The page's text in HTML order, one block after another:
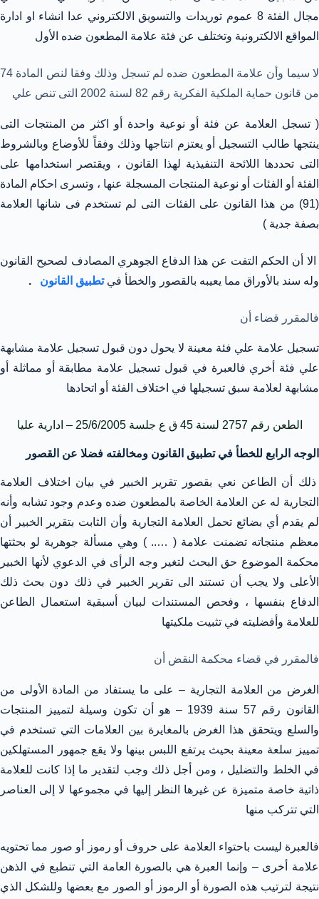
مجال الفئة 8 عموم توريدات والتسويق الالكتروني عدا انشاء او ادارة
المواقع الالكترونية وتختلف عن فئة علامة المطعون ضده الأول
لا سيما وأن علامة المطعون ضده لم تسجل وذلك وفقا لنص المادة 74
من قانون حماية الملكية الفكرية رقم 82 لسنة 2002 التى تنص علي
( تسجل العلامة عن فئة أو نوعية واحدة أو اكثر من المنتجات التى
ينتجها طالب التسجيل أو يعتزم انتاجها وذلك وفقاً للأوضاع وبالشروط
التى تحددها اللائحة التنفيذية لهذا القانون ، ويقتصر استخدامها على
الفئة أو الفئات أو نوعية المنتجات المسجلة عنها ، وتسرى احكام المادة
(91) من هذا القانون على الفئات التى لم تستخدم فى شانها العلامة
بصفة جدية )
الا أن الحكم التفت عن هذا الدفاع الجوهري المصادف لصحيح القانون
وله سند بالأوراق مما يعيبه بالقصور والخطأ فيتطبيق القانون .
فالمقرر قضاء أن
تسجيل علامة علي فئة معينة لا يحول دون قبول تسجيل علامة مشابهة
علي فئة أخري فالعبرة في قبول تسجيل علامة مطابقة أو مماثلة أو
مشابهة لعلامة سبق تسجيلها في اختلاف الفئة أو اتحادها
الطعن رقم 2757 لسنة 45 ق ع جلسة 25/6/2005 – ادارية عليا
الوجه الرابع للخطأ في تطبيق القانون ومخالفته فضلا عن القصور
ذلك أن الطاعن نعي بقصور تقرير الخبير في بيان اختلاف العلامة
التجارية له عن العلامة الخاصة بالمطعون ضده وعدم وجود تشابه وأنه
لم يقدم أي بضائع تحمل العلامة التجارية وأن الثابت بتقرير الخبير أن
معظم منتجاته تضمنت علامة ( ….. ) وهي مسألة جوهرية لو بحثتها
محكمة الموضوع حق البحث لتغير وجه الرأى في الدعوي لأنها الخبير
الأعلى ولا يجب أن تستند الى تقرير الخبير في ذلك دون بحث ذلك
الدفاع بنفسها ، وفحص المستندات لبيان أسبقية استعمال الطاعن
للعلامة وأفضليته في تثبيت ملكيتها
فالمقرر في قضاء محكمة النقض أن
الغرض من العلامة التجارية – على ما يستفاد من المادة الأولى من
القانون رقم 57 سنة 1939 – هو أن تكون وسيلة لتمييز المنتجات
والسلع ويتحقق هذا الغرض بالمغايرة بين العلامات التي تستخدم في
تمييز سلعة معينة بحيث يرتفع اللبس بينها ولا يقع جمهور المستهلكين
في الخلط والتضليل ، ومن أجل ذلك وجب لتقدير ما إذا كانت للعلامة
ذاتية خاصة متميزة عن غيرها النظر إليها في مجموعها لا إلى العناصر
التي تتركب منها
فالعبرة ليست باحتواء العلامة على حروف أو رموز أو صور مما تحتويه
علامة أخرى – وإنما العبرة هي بالصورة العامة التي تنطبع في الذهن
نتيجة لترتيب هذه الصورة أو الرموز أو الصور مع بعضها وللشكل الذي